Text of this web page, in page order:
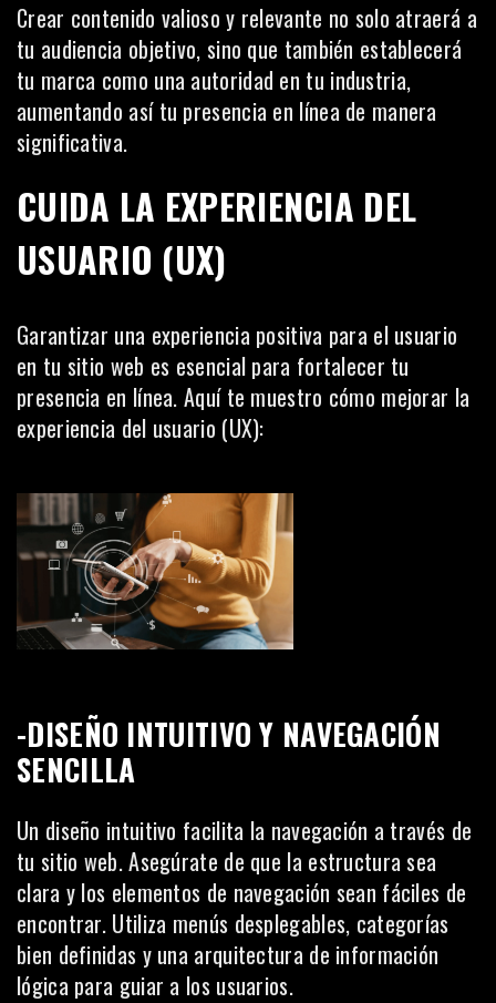
Crear contenido valioso y relevante no solo atraerá a
tu audiencia objetivo, sino que también establecerá
tu marca como una autoridad en tu industria,
aumentando así tu presencia en línea de manera
significativa.
CUIDA LA EXPERIENCIA DEL
USUARIO (UX)
Garantizar una experiencia positiva para el usuario
en tu sitio web es esencial para fortalecer tu
presencia en línea. Aquí te muestro cómo mejorar la
experiencia del usuario (UX):
-DISEÑO INTUITIVO Y NAVEGACIÓN
SENCILLA
Un diseño intuitivo facilita la navegación a través de
tu sitio web. Asegúrate de que la estructura sea
clara y los elementos de navegación sean fáciles de
encontrar. Utiliza menús desplegables, categorías
bien definidas y una arquitectura de información
lógica para guiar a los usuarios.